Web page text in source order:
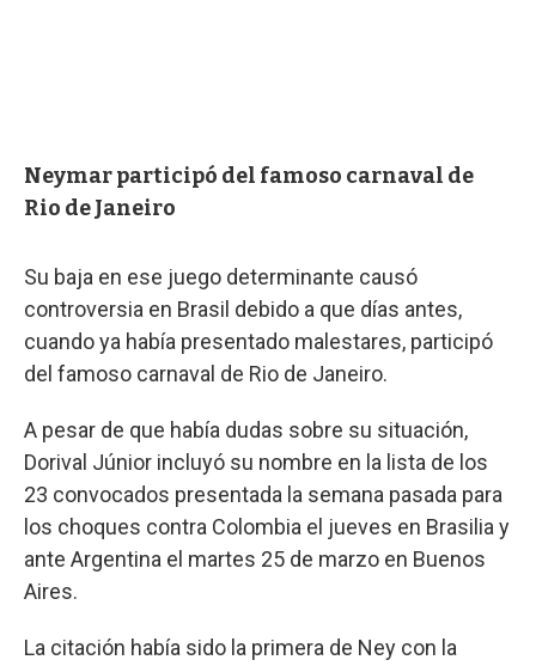
Neymar participó del famoso carnaval de
Rio de Janeiro
Su baja en ese juego determinante causó
controversia en Brasil debido a que días antes,
cuando ya había presentado malestares, participó
del famoso carnaval de Rio de Janeiro.
A pesar de que había dudas sobre su situación,
Dorival Júnior incluyó su nombre en la lista de los
23 convocados presentada la semana pasada para
los choques contra Colombia el jueves en Brasilia y
ante Argentina el martes 25 de marzo en Buenos
Aires.
La citación había sido la primera de Ney con la